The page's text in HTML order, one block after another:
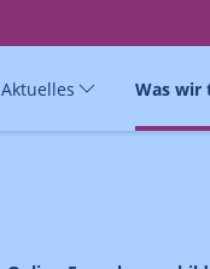
Aktuelles Was wir